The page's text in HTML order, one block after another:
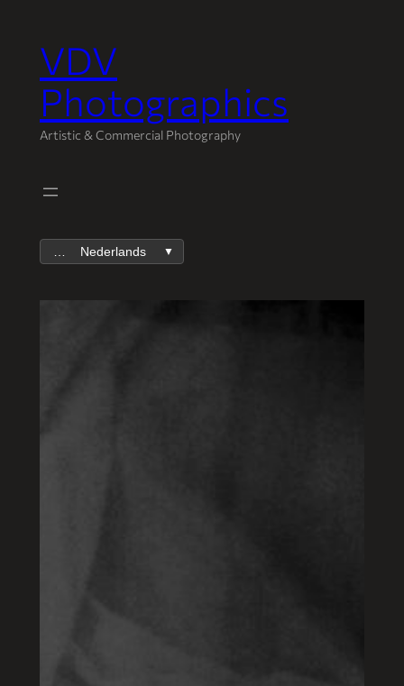
Spring
naar
de
inhoud
VDV
Photographics
Artistic & Commercial Photography
Nederlands ▼